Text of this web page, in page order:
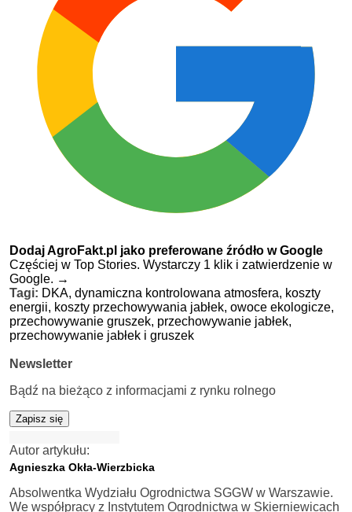
Dodaj AgroFakt.pl jako preferowane źródło w Google
Częściej w Top Stories. Wystarczy 1 klik i zatwierdzenie w
Google. →
Tagi: DKA, dynamiczna kontrolowana atmosfera, koszty
energii, koszty przechowywania jabłek, owoce ekologicze,
przechowywanie gruszek, przechowywanie jabłek,
przechowywanie jabłek i gruszek
Newsletter
Bądź na bieżąco z informacjami z rynku rolnego
Zapisz się
Autor artykułu:
Agnieszka Okła-Wierzbicka
Absolwentka Wydziału Ogrodnictwa SGGW w Warszawie.
We współpracy z Instytutem Ogrodnictwa w Skierniewicach